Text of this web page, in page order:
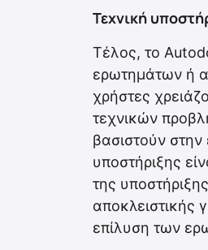
Τεχνική
Τέλος, το
ερωτημάτων ή
χρήστες
τεχνικών
βασιστούν
υποστήριξης
της
αποκλειστικής
επίλυση των